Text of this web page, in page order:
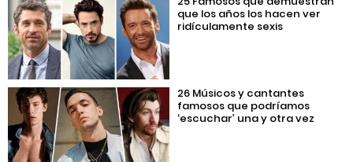
que los años los hacen ver
ridículamente sexis
26 Músicos y cantantes
famosos que podríamos
‘escuchar’ una y otra vez